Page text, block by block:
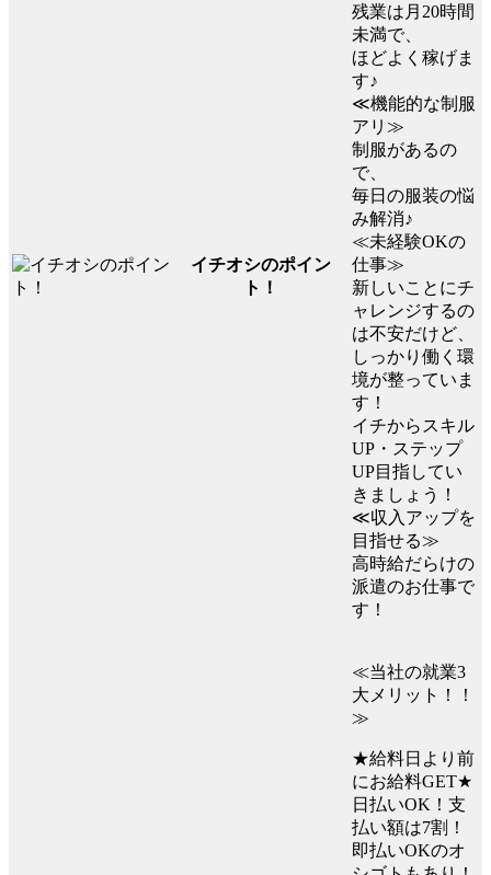
イチオシのポイン
ト！
残業は月20時間
未満で、
ほどよく稼げま
す♪
≪機能的な制服
アリ≫
制服があるの
で、
毎日の服装の悩
み解消♪
≪未経験OKの
仕事≫
新しいことにチ
ャレンジするの
は不安だけど、
しっかり働く環
境が整っていま
す！
イチからスキル
UP・ステップ
UP目指してい
きましょう！
≪収入アップを
目指せる≫
高時給だらけの
派遣のお仕事で
す！
≪当社の就業3
大メリット！！
≫
★給料日より前
にお給料GET★
日払いOK！支
払い額は7割！
即払いOKのオ